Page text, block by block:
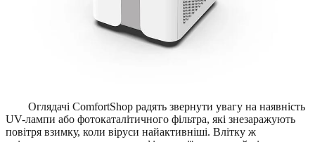
Оглядачі ComfortShop радять звернути увагу на наявність
UV-лампи або фотокаталітичного фільтра, які знезаражують
повітря взимку, коли віруси найактивніші. Влітку ж